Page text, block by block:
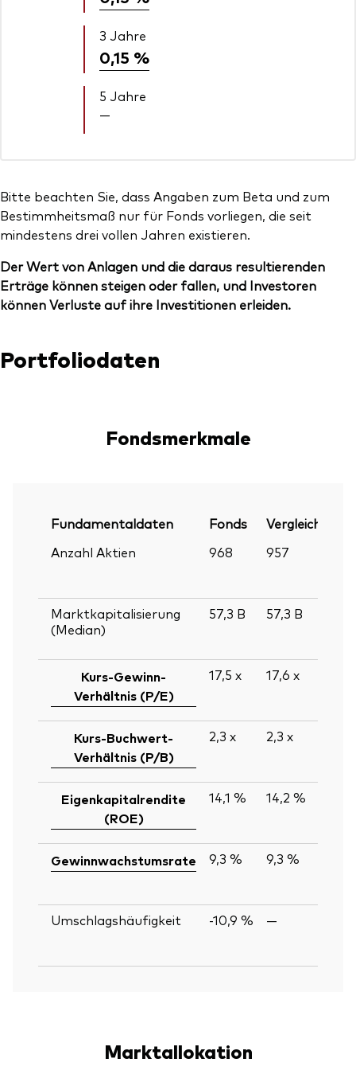
3 Jahre
0,15 %
5 Jahre
—
Bitte beachten Sie, dass Angaben zum Beta und zum
Bestimmheitsmaß nur für Fonds vorliegen, die seit
mindestens drei vollen Jahren existieren.
Der Wert von Anlagen und die daraus resultierenden
Erträge können steigen oder fallen, und Investoren
können Verluste auf ihre Investitionen erleiden.
Portfoliodaten
Fondsmerkmale
Fundamentaldaten Fonds
Anzahl Aktien
968 957
Marktkapitalisierung
(Median)
57,3 B 57,3 B
Kurs-Gewinn-
Verhältnis (P/E)
17,5 x 17,6 x
Kurs-Buchwert-
Verhältnis (P/B)
2,3 x 2,3 x
Eigenkapitalrendite
(ROE)
14,1 % 14,2 %
Gewinnwachstumsrate 9,3 % 9,3 %
Umschlagshäufigkeit -10,9 % —
Marktallokation